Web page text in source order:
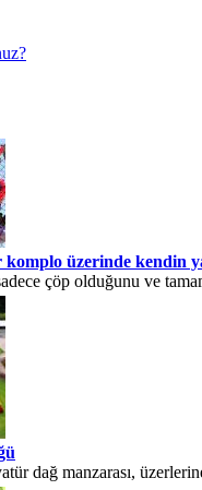
komplo üzerinde kendin
çöp olduğunu ve
dağ manzarası,